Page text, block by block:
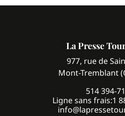
La Presse
977, rue de
Mont-Tremblant
514 394-
Ligne sans frais:1